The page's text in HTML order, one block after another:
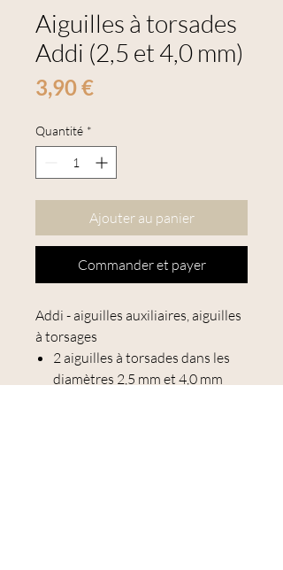
Aiguilles à torsades
Addi (2,5 et 4,0 mm)
3,90 €Prix
Quantité *
Ajouter au panier
Commander et payer
Addi - aiguilles auxiliaires, aiguilles
à torsages
2 aiguilles à torsades dans les
diamètres 2,5 mm et 4,0 mm